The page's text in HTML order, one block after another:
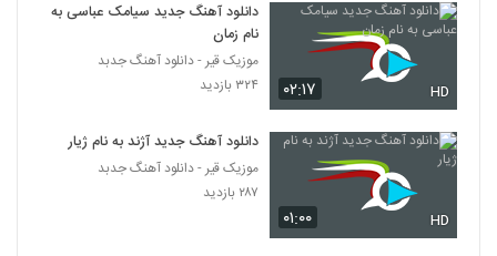
۰۲:۱۷ HD
دانلود آهنگ جدید سیامک عباسی به
نام زمان
موزیک قیر - دانلود آهنگ جدبد
۳۲۴ بازدید
۰۱:۰۰ HD
دانلود آهنگ جدید آژند به نام ژیار
موزیک قیر - دانلود آهنگ جدبد
۲۸۷ بازدید